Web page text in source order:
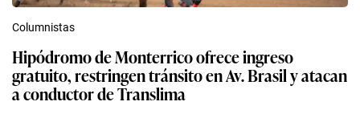
Columnistas
Hipódromo de Monterrico ofrece ingreso
gratuito, restringen tránsito en Av. Brasil y atacan
a conductor de Translima